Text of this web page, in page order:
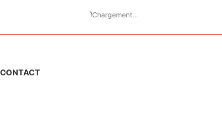
Chargement…
CONTACT